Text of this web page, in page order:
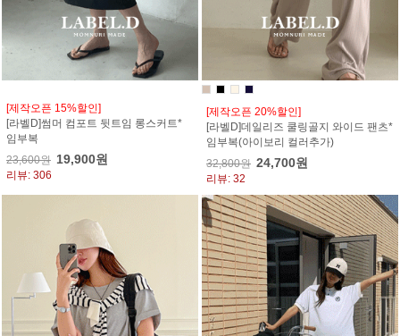
[제작오픈 15%할인]
[라벨D]썸머 컴포트 뒷트임 롱스커트*
임부복
23,600원 19,900원
리뷰: 306
[제작오픈 20%할인]
[라벨D]데일리즈 쿨링골지 와이드 팬츠*
임부복(아이보리 컬러추가)
32,800원 24,700원
리뷰: 32